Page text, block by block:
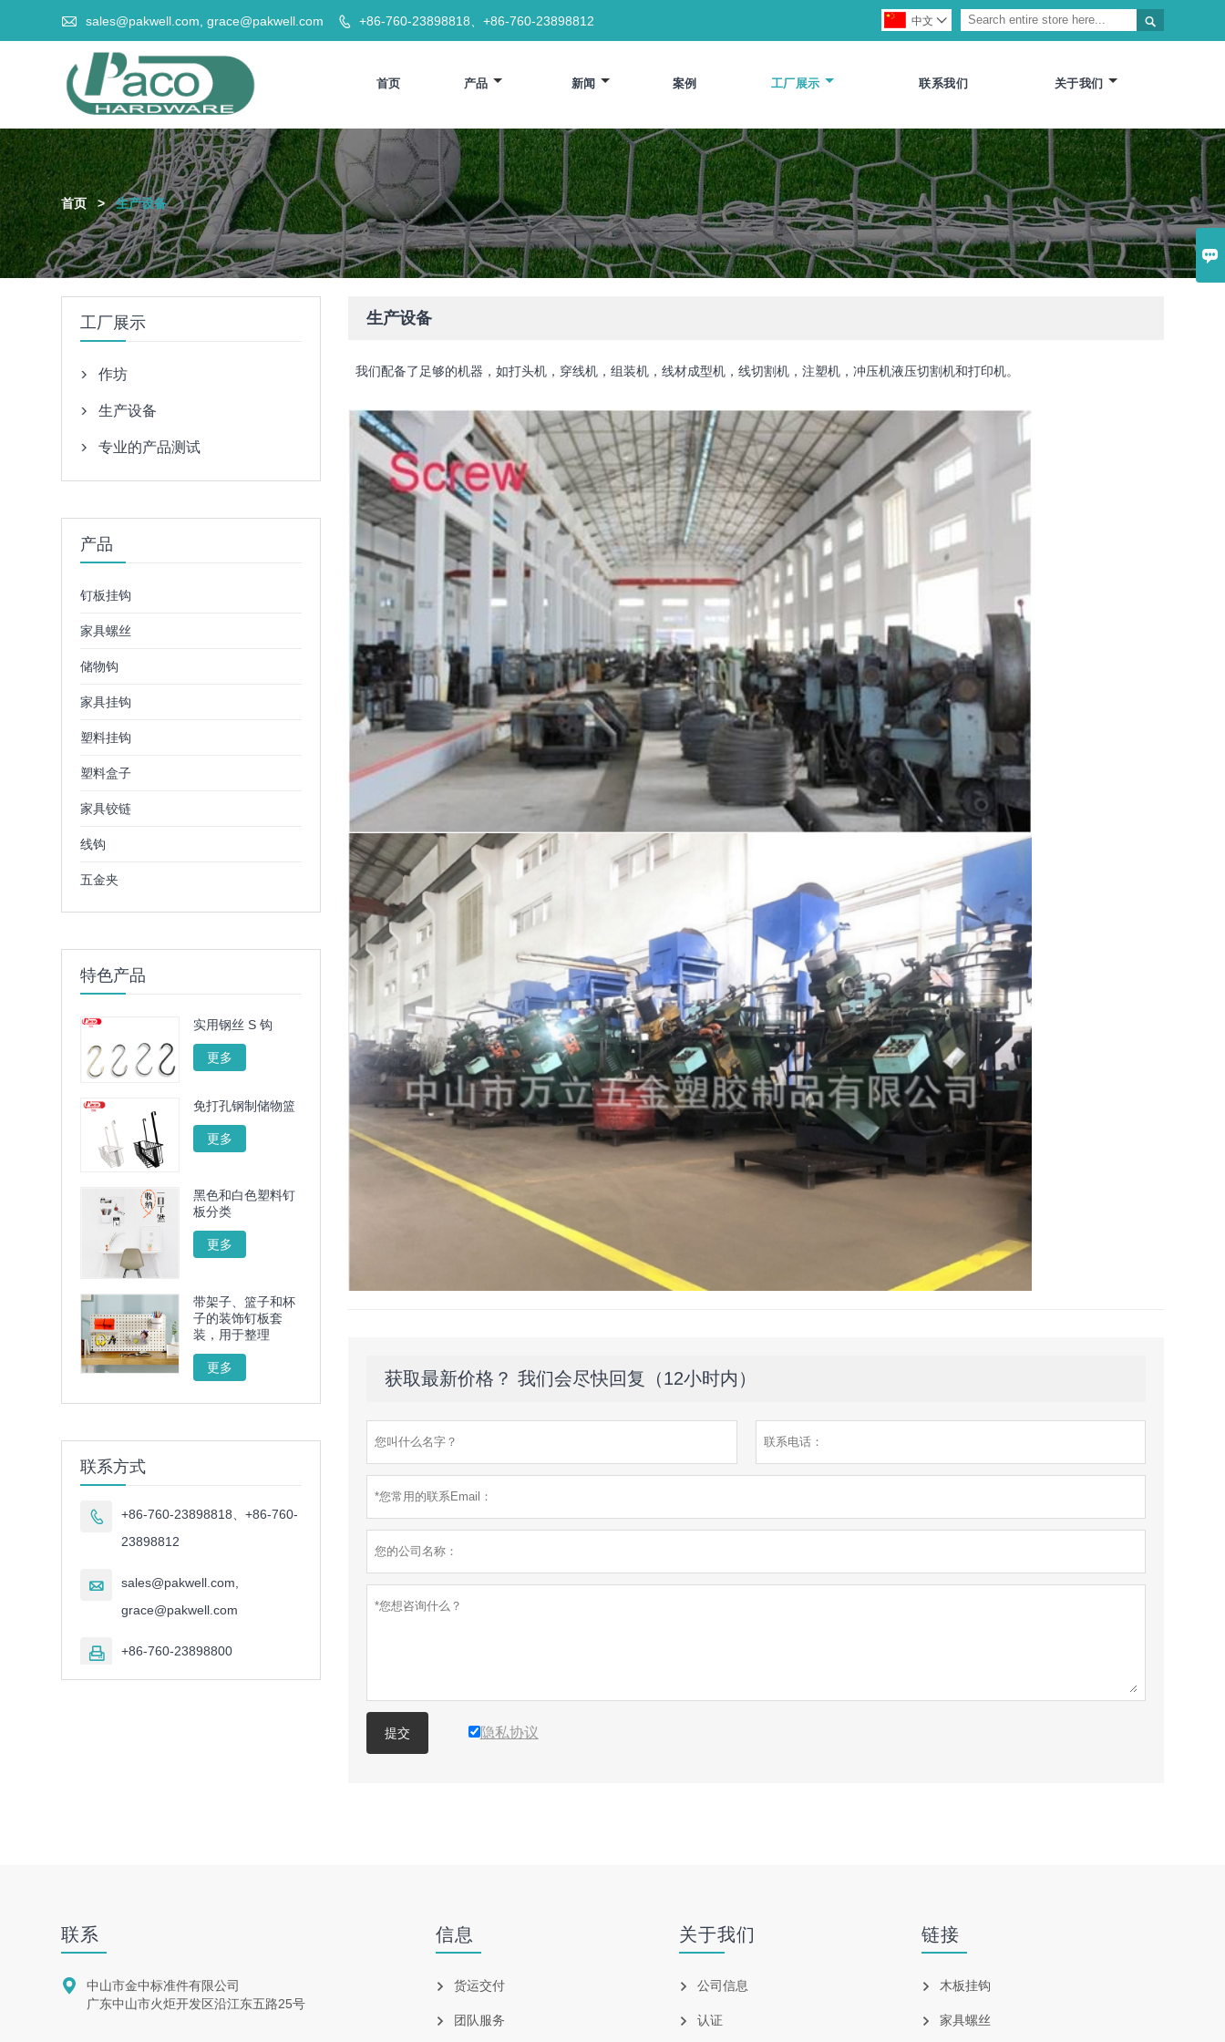

 sales@pakwell.com, grace@pakwell.com  +86-760-23898818、+86-760-23898812 
中文 
首页 产品 新闻 案例 工厂展示 联系我们 关于我们
首页 > 生产设备
生产设备
我们配备了足够的机器，如打头机，穿线机，组装机，线材成型机，线切割机，注塑机，冲压机液压切割机和打印机。
获取最新价格？ 我们会尽快回复（12小时内）
提交 隐私协议
工厂展示
 作坊
 生产设备
 专业的产品测试
产品
钉板挂钩
家具螺丝
储物钩
家具挂钩
塑料挂钩
塑料盒子
家具铰链
线钩
五金夹
特色产品
实用钢丝 S 钩
更多
免打孔钢制储物篮
更多
黑色和白色塑料钉
板分类
更多
带架子、篮子和杯
子的装饰钉板套
装，用于整理
更多
联系方式

+86-760-23898818、+86-760-
23898812

sales@pakwell.com,
grace@pakwell.com
 +86-760-23898800
联系

中山市金中标准件有限公司
广东中山市火炬开发区沿江东五路25号
信息
货运交付
团队服务
关于我们
公司信息
认证
链接
木板挂钩
家具螺丝